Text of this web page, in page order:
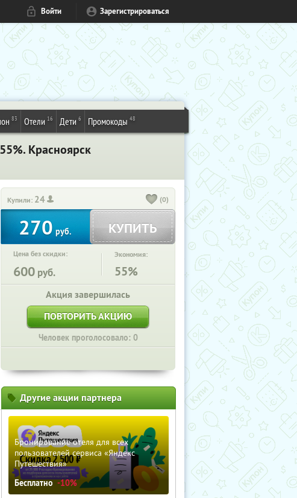
Войти Зарегистрироваться
83 Отели 16 Дети 6 Промокоды 48
Красноярск
Купили: 24 (0)
270 руб. КУПИТЬ
Цена без скидки:
600 руб.
Экономия:
55%
Акция завершилась
ПОВТОРИТЬ АКЦИЮ
Человек проголосовало: 0
Другие акции партнера
Бронирование отеля для всех
пользователей сервиса «Яндекс
Путешествия»
Бесплатно -10%